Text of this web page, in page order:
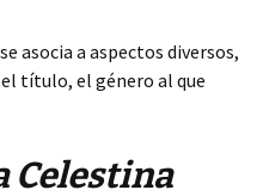
se asocia a aspectos diversos,
título, el género al que
Celestina